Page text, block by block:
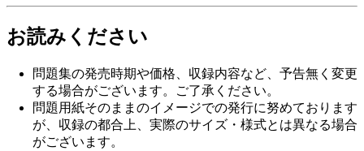
お読みください
問題集の発売時期や価格、収録内容など、予告無く変更
する場合がございます。ご了承ください。
問題用紙そのままのイメージでの発行に努めております
が、収録の都合上、実際のサイズ・様式とは異なる場合
がございます。